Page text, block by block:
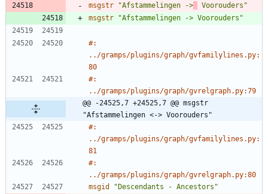
msgstr
"Afstammelingen ->
Voorouders"
msgstr
"Afstammelingen -> Voorouders"
#:
../gramps/plugins/graph/gvfamilylines.py:
80
#:
../gramps/plugins/graph/gvrelgraph.py:79
@@ -24525,7 +24525,7 @@ msgstr
"Afstammelingen <-> Voorouders"
#:
../gramps/plugins/graph/gvfamilylines.py:
81
#:
../gramps/plugins/graph/gvrelgraph.py:80
msgid
"Descendants - Ancestors"